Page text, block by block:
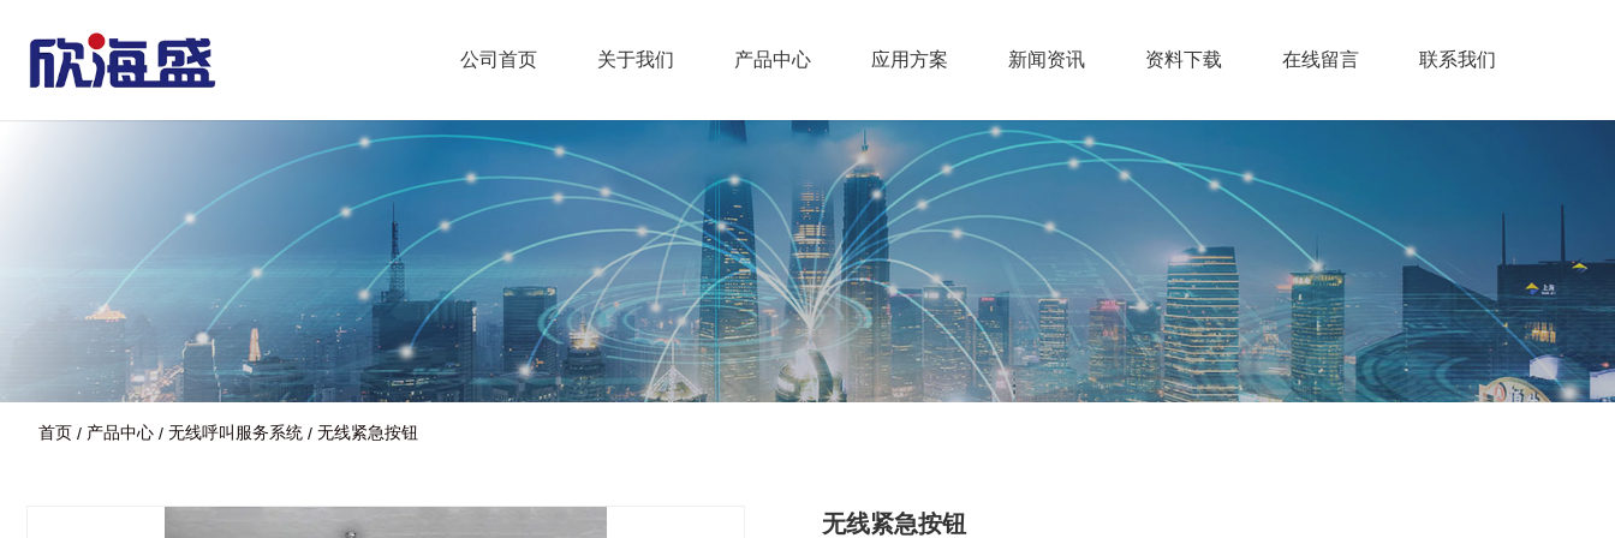
公司首页 关于我们 产品中心 应用方案 新闻资讯 资料下载 在线留言 联系我们
首页 / 产品中心 / 无线呼叫服务系统 / 无线紧急按钮
无线紧急按钮